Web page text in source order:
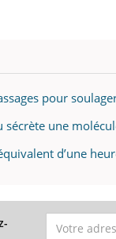
pour
sécrète une
d’une